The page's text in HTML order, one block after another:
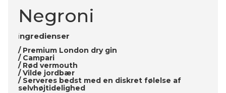
Negroni
ingredienser
/ Premium London dry gin
/ Campari
/ Rød vermouth
/ Vilde jordbær
/ Serveres bedst med en diskret følelse af
selvhøjtidelighed